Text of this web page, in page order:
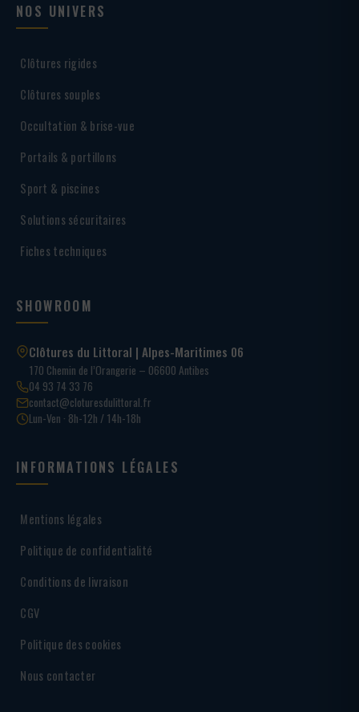
NOS UNIVERS
Clôtures rigides
Clôtures souples
Occultation & brise-vue
Portails & portillons
Sport & piscines
Solutions sécuritaires
Fiches techniques
SHOWROOM
Clôtures du Littoral | Alpes-Maritimes 06
170 Chemin de l’Orangerie – 06600 Antibes
04 93 74 33 76
contact@cloturesdulittoral.fr
Lun-Ven · 8h-12h / 14h-18h
INFORMATIONS LÉGALES
Mentions légales
Politique de confidentialité
Conditions de livraison
CGV
Politique des cookies
Nous contacter